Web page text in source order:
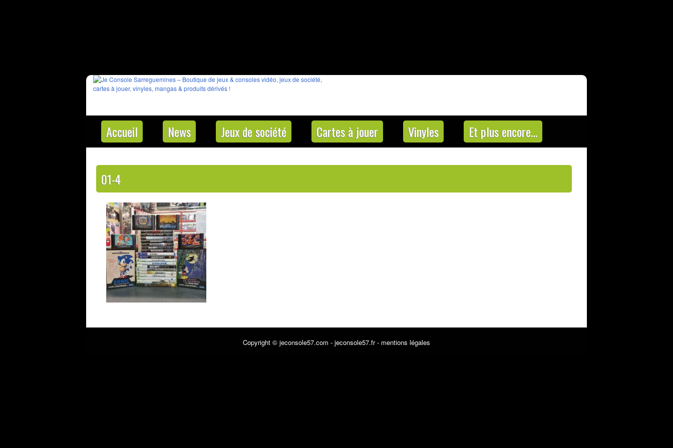
Accueil News Jeux de société Cartes à jouer Vinyles Et plus encore…
01-4
Copyright © jeconsole57.com - jeconsole57.fr - mentions légales